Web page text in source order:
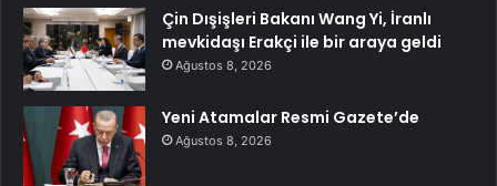
Çin Dışişleri Bakanı Wang Yi, İranlı
mevkidaşı Erakçi ile bir araya geldi
Ağustos 8, 2026
Yeni Atamalar Resmi Gazete’de
Ağustos 8, 2026